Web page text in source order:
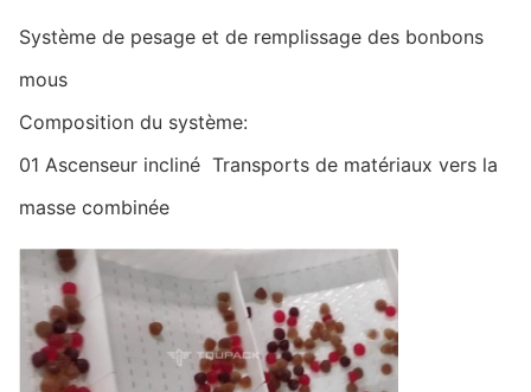
Système de pesage et de remplissage des bonbons
mous
Composition du système:
01 Ascenseur incliné ️ Transports de matériaux vers la
masse combinée